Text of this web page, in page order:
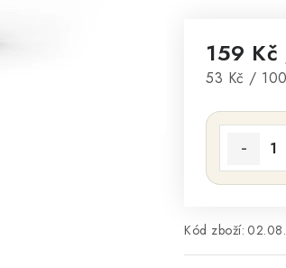
159 Kč
Měrná cena:
53 Kč /
Kód zboží: